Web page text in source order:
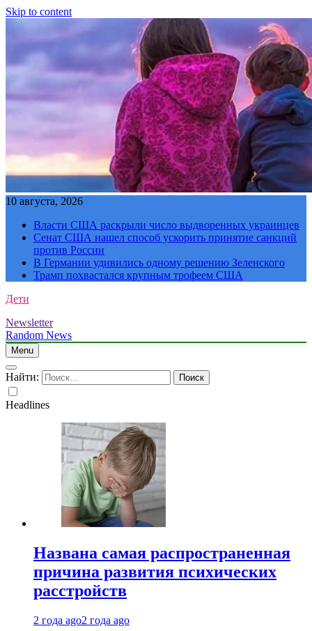
Skip to content
10 августа, 2026
Власти США раскрыли число выдворенных украинцев
Сенат США нашел способ ускорить принятие санкций
против России
В Германии удивились одному решению Зеленского
Трамп похвастался крупным трофеем США
Дети
Newsletter
Random News
Menu
Найти:
Headlines
Названа самая распространенная
причина развития психических
расстройств
2 года ago2 года ago